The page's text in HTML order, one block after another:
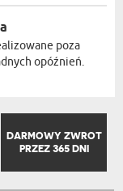
poza
opóźnień.
DARMOWY ZWROT
PRZEZ 365 DNI